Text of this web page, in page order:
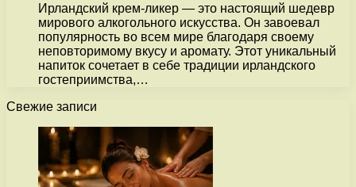
Ирландский крем-ликер — это настоящий шедевр
мирового алкогольного искусства. Он завоевал
популярность во всем мире благодаря своему
неповторимому вкусу и аромату. Этот уникальный
напиток сочетает в себе традиции ирландского
гостеприимства,…
Свежие записи